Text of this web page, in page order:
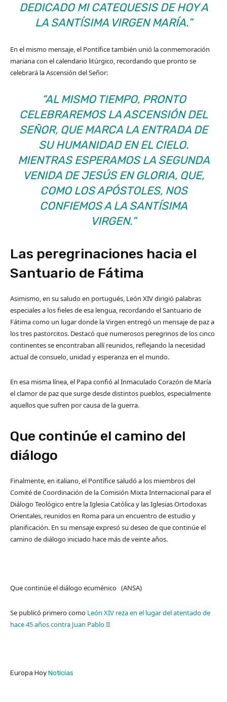
DEDICADO MI CATEQUESIS DE HOY A
LA SANTÍSIMA VIRGEN MARÍA.”
En el mismo mensaje, el Pontífice también unió la conmemoración
mariana con el calendario litúrgico, recordando que pronto se
celebrará la Ascensión del Señor:
“AL MISMO TIEMPO, PRONTO
CELEBRAREMOS LA ASCENSIÓN DEL
SEÑOR, QUE MARCA LA ENTRADA DE
SU HUMANIDAD EN EL CIELO.
MIENTRAS ESPERAMOS LA SEGUNDA
VENIDA DE JESÚS EN GLORIA, QUE,
COMO LOS APÓSTOLES, NOS
CONFIEMOS A LA SANTÍSIMA
VIRGEN.”
Las peregrinaciones hacia el
Santuario de Fátima
Asimismo, en su saludo en portugués, León XIV dirigió palabras
especiales a los fieles de esa lengua, recordando el Santuario de
Fátima como un lugar donde la Virgen entregó un mensaje de paz a
los tres pastorcitos. Destacó que numerosos peregrinos de los cinco
continentes se encontraban allí reunidos, reflejando la necesidad
actual de consuelo, unidad y esperanza en el mundo.
En esa misma línea, el Papa confió al Inmaculado Corazón de María
el clamor de paz que surge desde distintos pueblos, especialmente
aquellos que sufren por causa de la guerra.
Que continúe el camino del
diálogo
Finalmente, en italiano, el Pontífice saludó a los miembros del
Comité de Coordinación de la Comisión Mixta Internacional para el
Diálogo Teológico entre la Iglesia Católica y las Iglesias Ortodoxas
Orientales, reunidos en Roma para un encuentro de estudio y
planificación. En su mensaje expresó su deseo de que continúe el
camino de diálogo iniciado hace más de veinte años.
Que continúe el diálogo ecuménico (ANSA)
Se publicó primero como León XIV reza en el lugar del atentado de
hace 45 años contra Juan Pablo II
Europa Hoy Noticias